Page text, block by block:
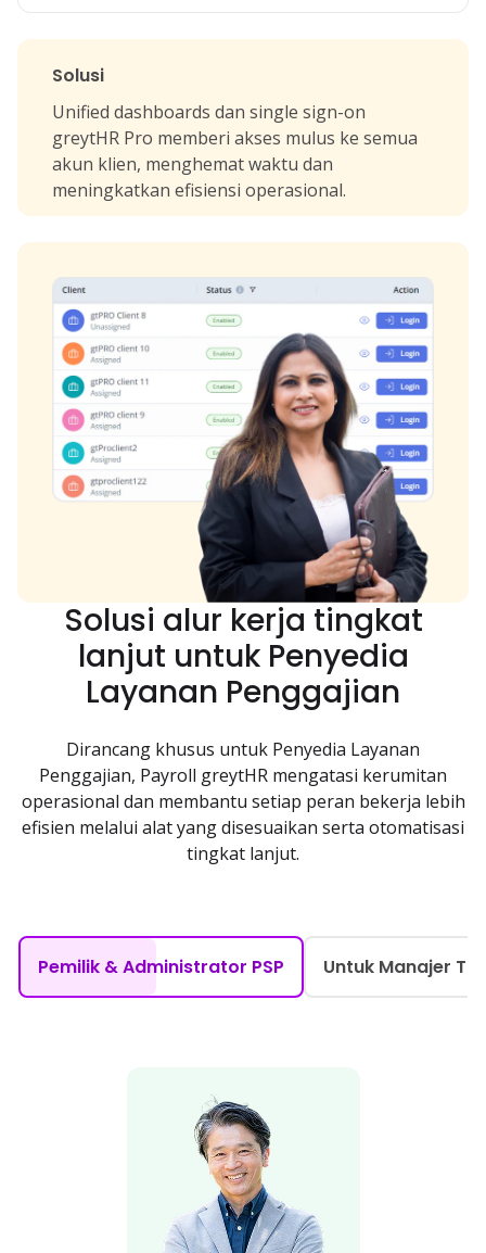
Solusi
Unified dashboards dan single sign-on
greytHR Pro memberi akses mulus ke semua
akun klien, menghemat waktu dan
meningkatkan efisiensi operasional.
Solusi alur kerja tingkat
lanjut untuk Penyedia
Layanan Penggajian
Dirancang khusus untuk Penyedia Layanan
Penggajian, Payroll greytHR mengatasi kerumitan
operasional dan membantu setiap peran bekerja lebih
efisien melalui alat yang disesuaikan serta otomatisasi
tingkat lanjut.
Pemilik & Administrator PSP Untuk Manajer